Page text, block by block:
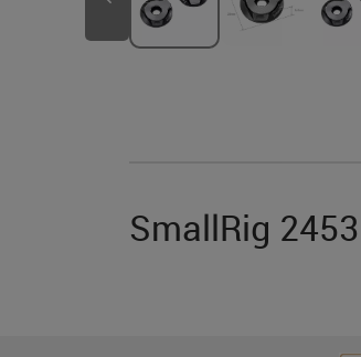
SmallRig